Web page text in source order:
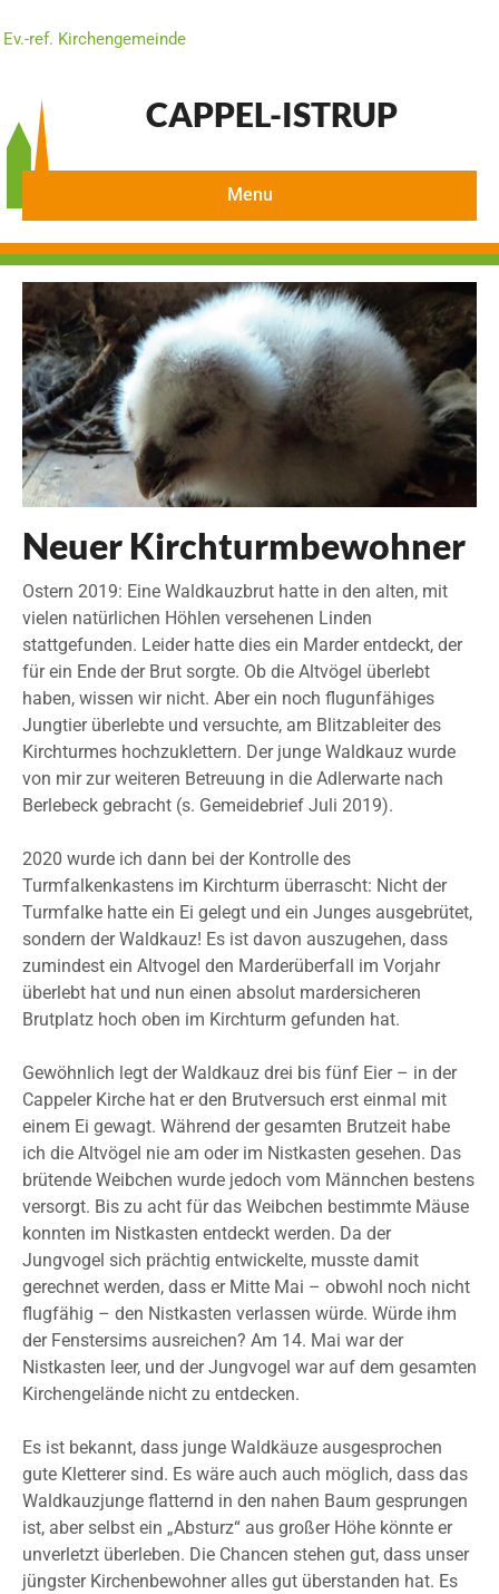
Ev.-ref. Kirchengemeinde
CAPPEL-ISTRUP
Menu
Neuer Kirchturmbewohner
Ostern 2019: Eine Waldkauzbrut hatte in den alten, mit
vielen natürlichen Höhlen versehenen Linden
stattgefunden. Leider hatte dies ein Marder entdeckt, der
für ein Ende der Brut sorgte. Ob die Altvögel überlebt
haben, wissen wir nicht. Aber ein noch flugunfähiges
Jungtier überlebte und versuchte, am Blitzableiter des
Kirchturmes hochzuklettern. Der junge Waldkauz wurde
von mir zur weiteren Betreuung in die Adlerwarte nach
Berlebeck gebracht (s. Gemeidebrief Juli 2019).
2020 wurde ich dann bei der Kontrolle des
Turmfalkenkastens im Kirchturm überrascht: Nicht der
Turmfalke hatte ein Ei gelegt und ein Junges ausgebrütet,
sondern der Waldkauz! Es ist davon auszugehen, dass
zumindest ein Altvogel den Marderüberfall im Vorjahr
überlebt hat und nun einen absolut mardersicheren
Brutplatz hoch oben im Kirchturm gefunden hat.
Gewöhnlich legt der Waldkauz drei bis fünf Eier – in der
Cappeler Kirche hat er den Brutversuch erst einmal mit
einem Ei gewagt. Während der gesamten Brutzeit habe
ich die Altvögel nie am oder im Nistkasten gesehen. Das
brütende Weibchen wurde jedoch vom Männchen bestens
versorgt. Bis zu acht für das Weibchen bestimmte Mäuse
konnten im Nistkasten entdeckt werden. Da der
Jungvogel sich prächtig entwickelte, musste damit
gerechnet werden, dass er Mitte Mai – obwohl noch nicht
flugfähig – den Nistkasten verlassen würde. Würde ihm
der Fenstersims ausreichen? Am 14. Mai war der
Nistkasten leer, und der Jungvogel war auf dem gesamten
Kirchengelände nicht zu entdecken.
Es ist bekannt, dass junge Waldkäuze ausgesprochen
gute Kletterer sind. Es wäre auch auch möglich, dass das
Waldkauzjunge flatternd in den nahen Baum gesprungen
ist, aber selbst ein „Absturz“ aus großer Höhe könnte er
unverletzt überleben. Die Chancen stehen gut, dass unser
jüngster Kirchenbewohner alles gut überstanden hat. Es